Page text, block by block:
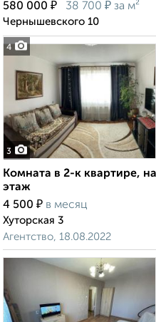
4
580 000 ₽ 38 700 ₽ за м²
Чернышевского 10
3
Комната в 2-к квартире,
этаж
4 500 ₽ в месяц
Хуторская 3
Агентство, 18.08.2022